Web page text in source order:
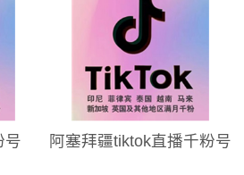
号 阿塞拜疆tiktok直播千粉号